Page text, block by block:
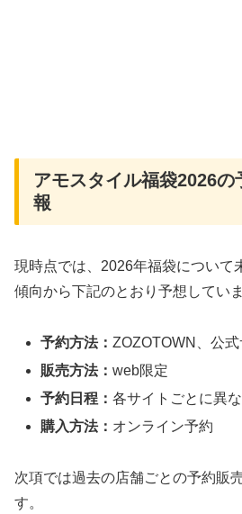
アモスタイル福袋2026の
報
現時点では、2026年福袋について
傾向から下記のとおり予想していま
予約方法：ZOZOTOWN、公
販売方法：web限定
予約日程：各サイトごとに異
購入方法： オンライン予約
次項では過去の店舗ごとの予約販
す。